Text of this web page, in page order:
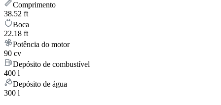
Comprimento
38.52 ft
Boca
22.18 ft
Potência do motor
90 cv
Depósito de combustível
400 l
Depósito de água
300 l